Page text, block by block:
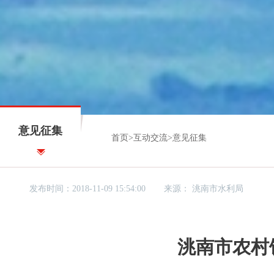
意见征集
首页 >互动交流>意见征集
发布时间：2018-11-09 15:54:00 来源：洮南市水利局
洮南市农